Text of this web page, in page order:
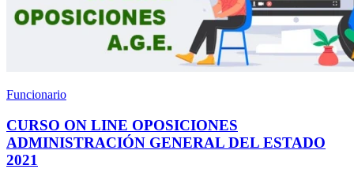
Funcionario
CURSO ON LINE OPOSICIONES
ADMINISTRACIÓN GENERAL DEL ESTADO
2021